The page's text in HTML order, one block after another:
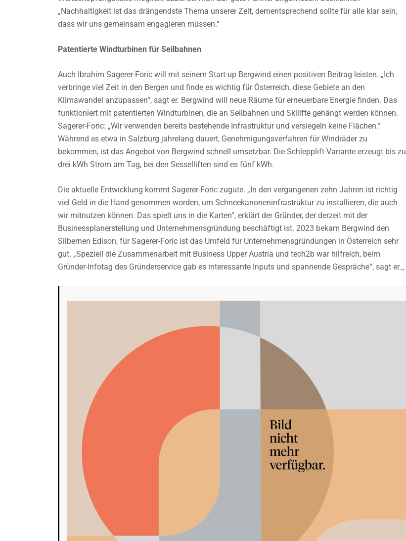
„Nachhaltigkeit ist das drängendste Thema unserer Zeit, dementsprechend sollte für alle klar sein,
dass wir uns gemeinsam engagieren müssen.“
Patentierte Windturbinen für Seilbahnen
Auch Ibrahim Sagerer-Foric will mit seinem Start-up Bergwind einen positiven Beitrag leisten. „Ich
verbringe viel Zeit in den Bergen und finde es wichtig für Österreich, diese Gebiete an den
Klimawandel anzupassen“, sagt er. Bergwind will neue Räume für erneuerbare Energie finden. Das
funktioniert mit patentierten Windturbinen, die an Seilbahnen und Skilifte gehängt werden können.
Sagerer-Foric: „Wir verwenden bereits bestehende Infrastruktur und versiegeln keine Flächen.“
Während es etwa in Salzburg jahrelang dauert, Genehmigungsverfahren für Windräder zu
bekommen, ist das Angebot von Bergwind schnell umsetzbar. Die Schlepplift-Variante erzeugt bis zu
drei kWh Strom am Tag, bei den Sesselliften sind es fünf kWh.
Die aktuelle Entwicklung kommt Sagerer-Foric zugute. „In den vergangenen zehn Jahren ist richtig
viel Geld in die Hand genommen worden, um Schneekanoneninfrastruktur zu installieren, die auch
wir mitnutzen können. Das spielt uns in die Karten“, erklärt der Gründer, der derzeit mit der
Businessplanerstellung und Unternehmensgründung beschäftigt ist. 2023 bekam Bergwind den
Silbernen Edison, für Sagerer-Foric ist das Umfeld für Unternehmensgründungen in Österreich sehr
gut. „Speziell die Zusammenarbeit mit Business Upper Austria und tech2b war hilfreich, beim
Gründer-Infotag des Gründerservice gab es interessante Inputs und spannende Gespräche“, sagt er._